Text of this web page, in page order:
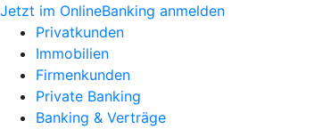
Jetzt im OnlineBanking anmelden
Privatkunden
Immobilien
Firmenkunden
Private Banking
Banking & Verträge